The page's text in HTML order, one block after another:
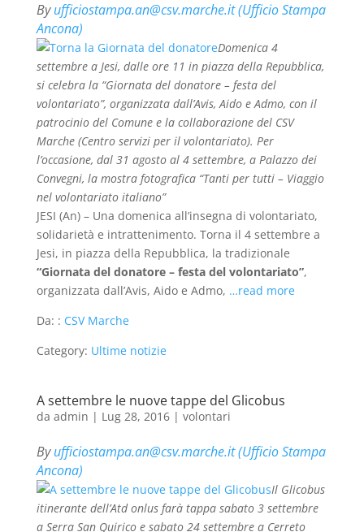
Byufficiostampa.an@csv.marche.it (Ufficio Stampa
Ancona)
Domenica 4
settembre a Jesi, dalle ore 11 in piazza della Repubblica,
si celebra la “Giornata del donatore – festa del
volontariato”, organizzata dall’Avis, Aido e Admo, con il
patrocinio del Comune e la collaborazione del CSV
Marche (Centro servizi per il volontariato). Per
l’occasione, dal 31 agosto al 4 settembre, a Palazzo dei
Convegni, la mostra fotografica “Tanti per tutti – Viaggio
nel volontariato italiano”
JESI (An) – Una domenica all’insegna di volontariato,
solidarietà e intrattenimento. Torna il 4 settembre a
Jesi, in piazza della Repubblica, la tradizionale
“Giornata del donatore – festa del volontariato”,
organizzata dall’Avis, Aido e Admo, …read more
Da: : CSV Marche
Category: Ultime notizie
A settembre le nuove tappe del Glicobus
da admin | Lug 28, 2016| volontari
Byufficiostampa.an@csv.marche.it (Ufficio Stampa
Ancona)
Il Glicobus
itinerante dell’Atd onlus farà tappa sabato 3 settembre
a Serra San Quirico e sabato 24 settembre a Cerreto